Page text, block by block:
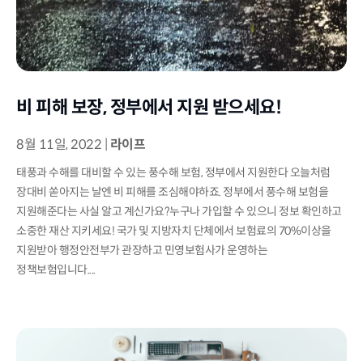
비 피해 보장, 정부에서 지원 받으세요!
8월 11일, 2022 라이프
태풍과 수해를 대비할 수 있는 풍수해 보험, 정부에서 지원한다 오늘처럼
장대비 쏟아지는 날엔 비 피해를 조심해야하죠. 정부에서 풍수해 보험을
지원해준다는 사실 알고 계신가요?누구나 가입할 수 있으니 정보 확인하고
소중한 재산 지키세요! 국가 및 지방자치 단체에서 보험료의 70%이상을
지원받아 행정안전부가 관장하고 민영보험사가 운영하는
정책보험입니다....